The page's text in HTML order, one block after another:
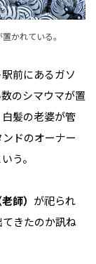
かれている。
前にあるガソ
のシマウマが置
髪の老婆が管
ドのオーナー
う。
師） が祀られ
きたのか訊ね